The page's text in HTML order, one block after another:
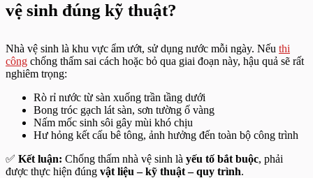
vệ sinh đúng kỹ thuật?
Nhà vệ sinh là khu vực ẩm ướt, sử dụng nước mỗi ngày. Nếu thi
công chống thấm sai cách hoặc bỏ qua giai đoạn này, hậu quả sẽ rất
nghiêm trọng:
Rò rỉ nước từ sàn xuống trần tầng dưới
Bong tróc gạch lát sàn, sơn tường ố vàng
Nấm mốc sinh sôi gây mùi khó chịu
Hư hỏng kết cấu bê tông, ảnh hưởng đến toàn bộ công trình
✅ Kết luận: Chống thấm nhà vệ sinh là yếu tố bắt buộc, phải
được thực hiện đúng vật liệu – kỹ thuật – quy trình.